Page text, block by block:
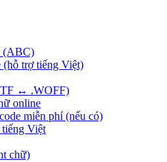
(ABC)
(hỗ trợ tiếng Việt)
↔ .WOFF)
online
miễn phí (nếu có)
Việt
chữ)